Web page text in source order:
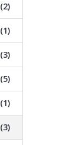
(2)
(1)
(3)
(5)
(1)
(3)